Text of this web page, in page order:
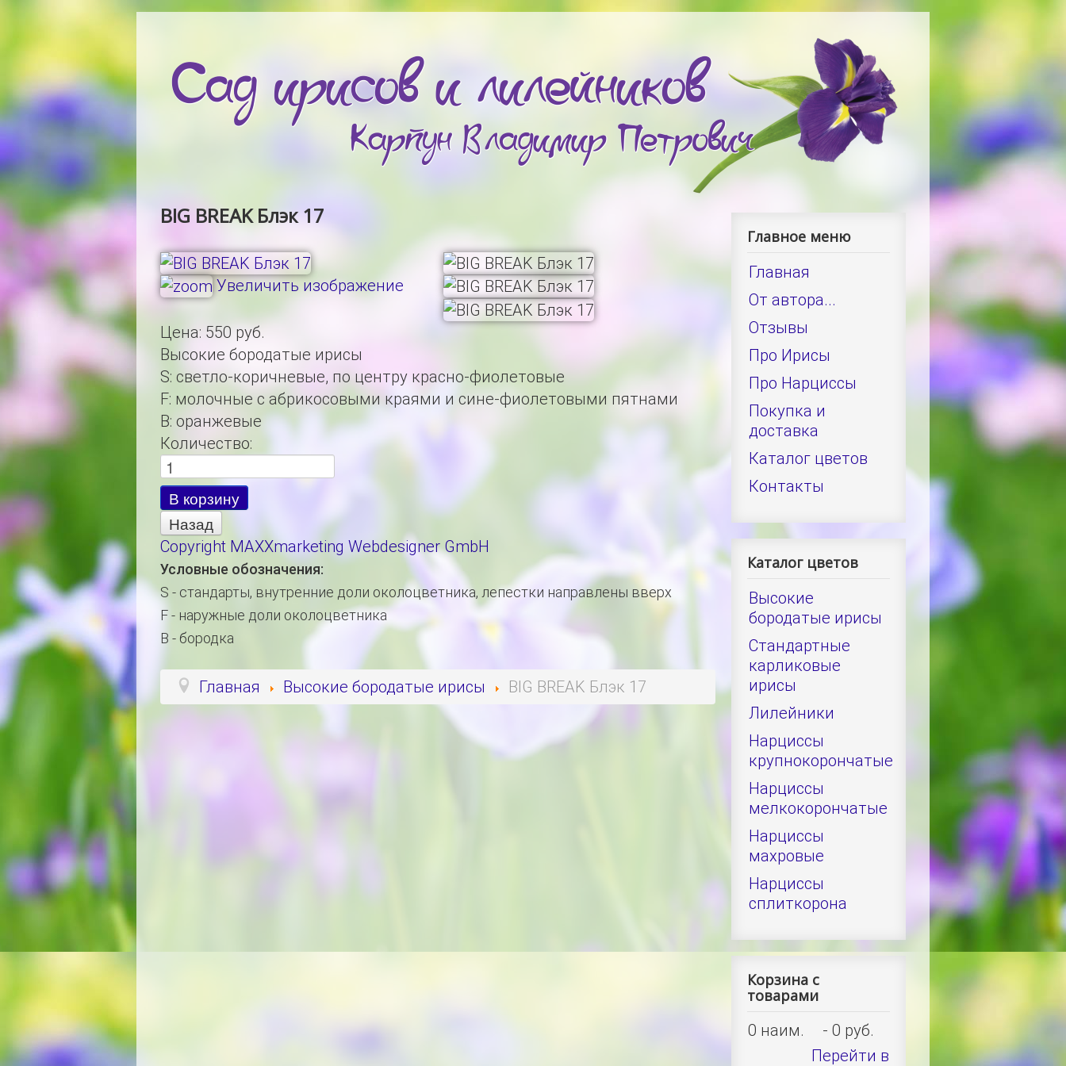
BIG BREAK Блэк 17
Увеличить изображение
Цена: 550 руб.
Высокие бородатые ирисы
S: светло-коричневые, по центру красно-фиолетовые
F: молочные с абрикосовыми краями и сине-фиолетовыми пятнами
B: оранжевые
Количество:
Copyright MAXXmarketing Webdesigner GmbH
Условные обозначения:
S - стандарты, внутренние доли околоцветника, лепестки направлены вверх
F - наружные доли околоцветника
B - бородка
Главная Высокие бородатые ирисы BIG BREAK Блэк 17
Главное меню
Главная
От автора...
Отзывы
Про Ирисы
Про Нарциссы
Покупка и
доставка
Каталог цветов
Контакты
Каталог цветов
Высокие
бородатые ирисы
Стандартные
карликовые
ирисы
Лилейники
Нарциссы
крупнокорончатые
Нарциссы
мелкокорончатые
Нарциссы
махровые
Нарциссы
сплиткорона
Корзина с
товарами
0 наим. - 0 руб.
Перейти в